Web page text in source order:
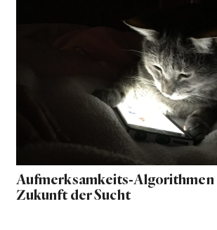
Aufmerksamkeits-Algorithmen
Zukunft der Sucht